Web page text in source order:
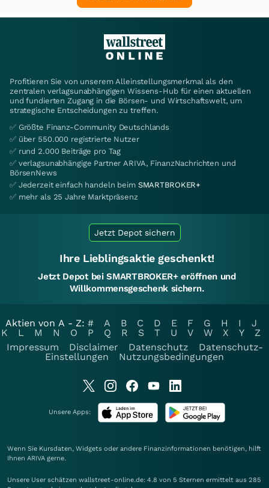
Profitieren Sie von unserem Alleinstellungsmerkmal als den
zentralen verlagsunabhängigen Wissens-Hub für einen aktuellen
und fundierten Zugang in die Börsen- und Wirtschaftswelt, um
strategische Entscheidungen zu treffen.
✅ Größte Finanz-Community Deutschlands
✅ über 550.000 registrierte Nutzer
✅ rund 2.000 Beiträge pro Tag
✅ verlagsunabhängige Partner ARIVA, FinanzNachrichten und
BörsenNews
✅ Jederzeit einfach handeln beim SMARTBROKER+
✅ mehr als 25 Jahre Marktpräsenz
Jetzt Depot sichern
Ihre Lieblingsaktie geschenkt!
Jetzt Depot bei SMARTBROKER+ eröffnen und
Willkommensgeschenk sichern.
Aktien von A - Z: # A B C D E F G H I
J
K
L M N O P Q R S T U V W X Y
Z
Impressum
Disclaimer Datenschutz
Datenschutz-
Einstellungen
Nutzungsbedingungen
Unsere Apps:
Wenn Sie Kursdaten, Widgets oder andere Finanzinformationen benötigen, hilft
Ihnen ARIVA gerne.
Unsere User schätzen wallstreet-online.de: 4.8 von 5 Sternen ermittelt aus 285